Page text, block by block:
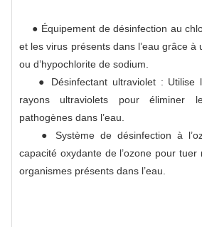
● Équipement de désinfection au
et les virus présents dans l’eau grâce à
ou d’hypochlorite de sodium.
● Désinfectant ultraviolet : Utilise
rayons ultraviolets pour éliminer
pathogènes dans l’eau.
● Système de désinfection à
capacité oxydante de l’ozone pour tuer
organismes présents dans l’eau.